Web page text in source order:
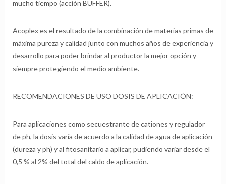
mucho tiempo (acción BUFFER).
Acoplex es el resultado de la combinación de materias primas de
máxima pureza y calidad junto con muchos años de experiencia y
desarrollo para poder brindar al productor la mejor opción y
siempre protegiendo el medio ambiente.
RECOMENDACIONES DE USO DOSIS DE APLICACIÓN:
Para aplicaciones como secuestrante de cationes y regulador
de ph, la dosis varía de acuerdo a la calidad de agua de aplicación
(dureza y ph) y al fitosanitario a aplicar, pudiendo variar desde el
0,5 % al 2% del total del caldo de aplicación.